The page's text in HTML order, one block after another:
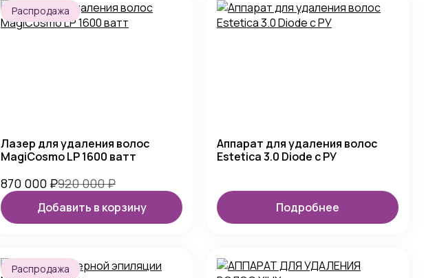
Распродажа
Лазер для удаления волос
MagiCosmo LP 1600 ватт
870 000 ₽920 000₽
Добавить в корзину
Аппарат для удаления волос
Estetica 3.0 Diode с РУ
Подробнее
Распродажа